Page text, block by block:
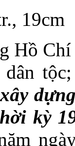
19cm
Hồ
kỳ